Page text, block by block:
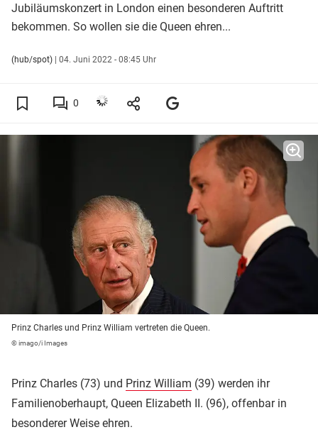
Jubiläumskonzert in London einen besonderen Auftritt
bekommen. So wollen sie die Queen ehren...
(hub/spot) | 04. Juni 2022 - 08:45 Uhr
0
Prinz Charles und Prinz William vertreten die Queen.
© imago/i Images
Prinz Charles (73) und Prinz William (39) werden ihr
Familienoberhaupt, Queen Elizabeth II. (96), offenbar in
besonderer Weise ehren.